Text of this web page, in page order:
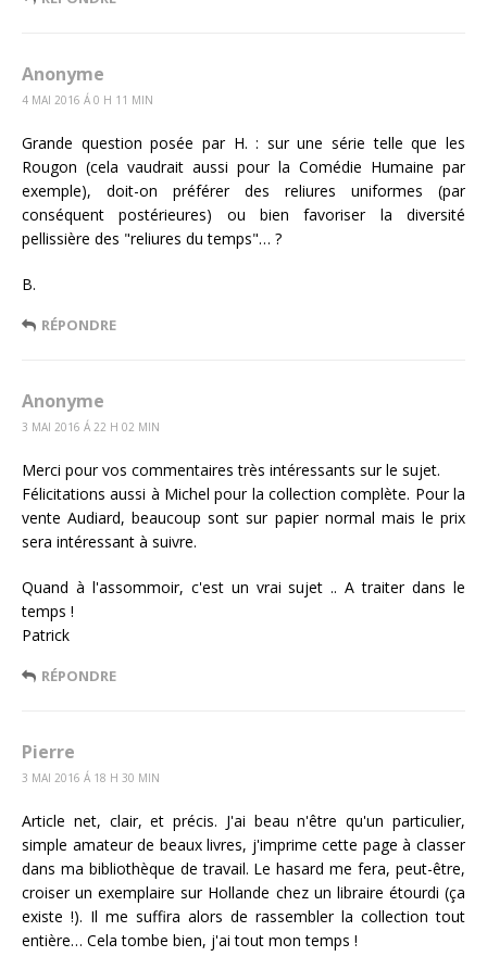
Anonyme
4 MAI 2016 Á 0 H 11 MIN
Grande question posée par H. : sur une série telle que les
Rougon (cela vaudrait aussi pour la Comédie Humaine par
exemple), doit-on préférer des reliures uniformes (par
conséquent postérieures) ou bien favoriser la diversité
pellissière des "reliures du temps"… ?
B.
RÉPONDRE
Anonyme
3 MAI 2016 Á 22 H 02 MIN
Merci pour vos commentaires très intéressants sur le sujet.
Félicitations aussi à Michel pour la collection complète. Pour la
vente Audiard, beaucoup sont sur papier normal mais le prix
sera intéressant à suivre.
Quand à l'assommoir, c'est un vrai sujet .. A traiter dans le
temps !
Patrick
RÉPONDRE
Pierre
3 MAI 2016 Á 18 H 30 MIN
Article net, clair, et précis. J'ai beau n'être qu'un particulier,
simple amateur de beaux livres, j'imprime cette page à classer
dans ma bibliothèque de travail. Le hasard me fera, peut-être,
croiser un exemplaire sur Hollande chez un libraire étourdi (ça
existe !). Il me suffira alors de rassembler la collection tout
entière… Cela tombe bien, j'ai tout mon temps !